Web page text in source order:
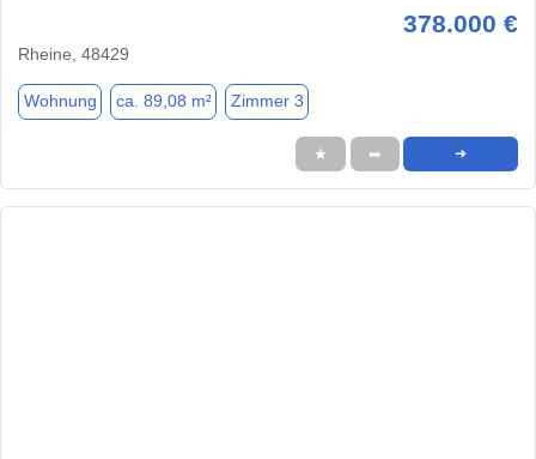
378.000 €
Rheine, 48429
Wohnung ca. 89,08 m² Zimmer 3
★ ➦ ➜